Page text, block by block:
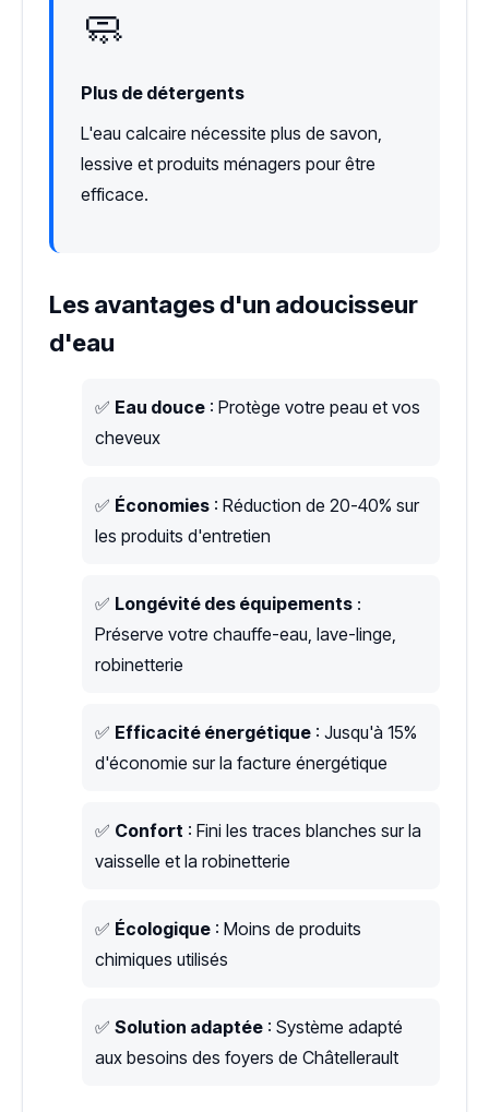
🧼
Plus de détergents
L'eau calcaire nécessite plus de savon,
lessive et produits ménagers pour être
efficace.
Les avantages d'un adoucisseur
d'eau
✅ Eau douce : Protège votre peau et vos
cheveux
✅ Économies : Réduction de 20-40% sur
les produits d'entretien
✅ Longévité des équipements :
Préserve votre chauffe-eau, lave-linge,
robinetterie
✅ Efficacité énergétique : Jusqu'à 15%
d'économie sur la facture énergétique
✅ Confort : Fini les traces blanches sur la
vaisselle et la robinetterie
✅ Écologique : Moins de produits
chimiques utilisés
✅ Solution adaptée : Système adapté
aux besoins des foyers de Châtellerault